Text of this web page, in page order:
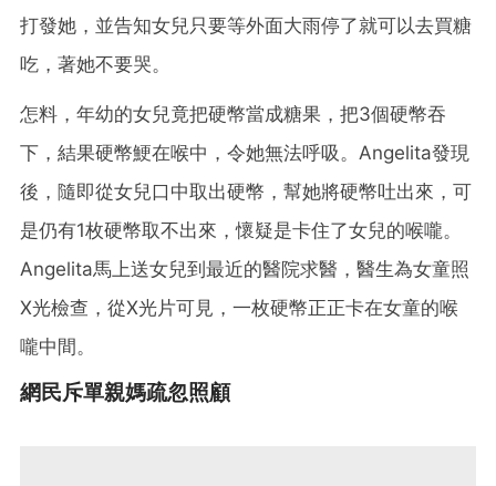
打發她，並告知女兒只要等外面大雨停了就可以去買糖
吃，著她不要哭。
怎料，年幼的女兒竟把硬幣當成糖果，把3個硬幣吞
下，結果硬幣鯁在喉中，令她無法呼吸。Angelita發現
後，隨即從女兒口中取出硬幣，幫她將硬幣吐出來，可
是仍有1枚硬幣取不出來，懷疑是卡住了女兒的喉嚨。
Angelita馬上送女兒到最近的醫院求醫，醫生為女童照
X光檢查，從X光片可見，一枚硬幣正正卡在女童的喉
嚨中間。
網民斥單親媽疏忽照顧